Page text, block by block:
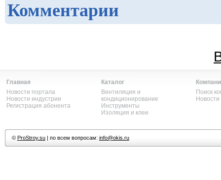
Комментарии
Главная
Новости портала
Новости индустрии
Регистрация абонента
Каталог
Вентиляция и
кондиционирование
Инструменты
Изоляция и клеи
Поиск
© ProStroy.su| по всем вопросам: info@okis.ru